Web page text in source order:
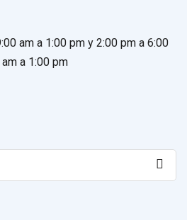
am a 1:00 pm y 2:00 pm a 6:00
a 1:00 pm